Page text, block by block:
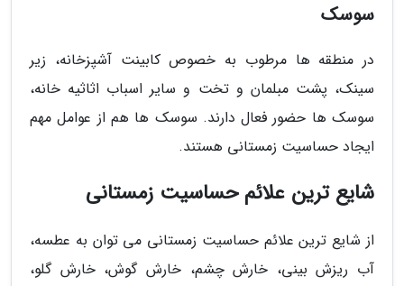
سوسک
در منطقه ها مرطوب به خصوص کابینت آشپزخانه، زیر
سینک، پشت مبلمان و تخت و سایر اسباب اثاثیه خانه،
سوسک ها حضور فعال دارند. سوسک ها هم از عوامل مهم
ایجاد حساسیت زمستانی هستند.
شایع ترین علائم حساسیت زمستانی
از شایع ترین علائم حساسیت زمستانی می توان به عطسه،
آب ریزش بینی، خارش چشم، خارش گوش، خارش گلو،